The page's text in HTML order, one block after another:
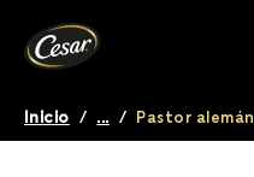
Breadcrumb
Inicio / ... / Pastor alemán